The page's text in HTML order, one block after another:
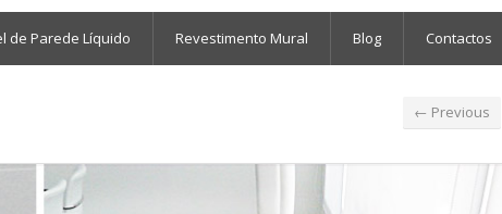
de Parede Líquido Revestimento Mural Blog Contactos
← Previous